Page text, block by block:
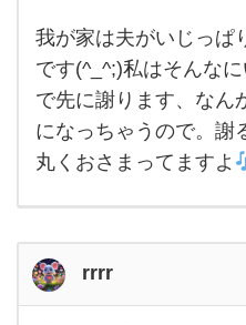
(起
す
ぎ
る
の
は
逆
効
か
う
の
で
我が家は夫がいじっぱ
です(^_^;)私はそんな
で先に謝ります、なん
になっちゃうので。謝
丸くおさまってますよ
rrrr